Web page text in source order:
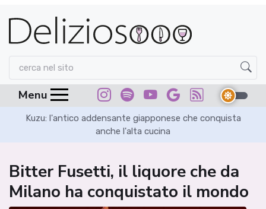
Menu
Kuzu: l'antico addensante giapponese che conquista
anche l'alta cucina
Bitter Fusetti, il liquore che da
Milano ha conquistato il mondo